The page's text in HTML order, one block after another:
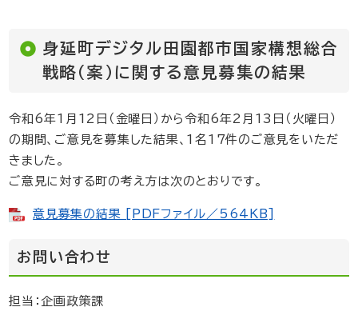
身延町デジタル田園都市国家構想総合
戦略（案）に関する意見募集の結果
令和6年1月12日（金曜日）から令和6年2月13日（火曜日）
の期間、ご意見を募集した結果、1名17件のご意見をいただ
きました。
ご意見に対する町の考え方は次のとおりです。
意見募集の結果 [PDFファイル／564KB]
お問い合わせ
担当：企画政策課